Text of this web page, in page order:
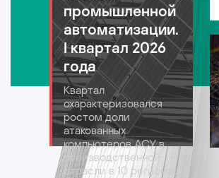
Статистика
Русский
промышленной
автоматизации.
I квартал 2026
года
Квартал
охарактеризовался
ростом доли
атакованных
компьютеров АСУ в
производственной
отрасли в 10 регионах